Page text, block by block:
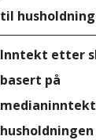
til
Inntekt etter
basert på
husholdningen